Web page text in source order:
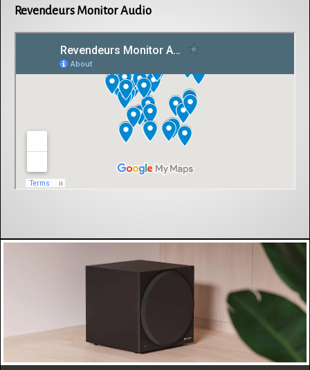
Revendeurs Monitor Audio